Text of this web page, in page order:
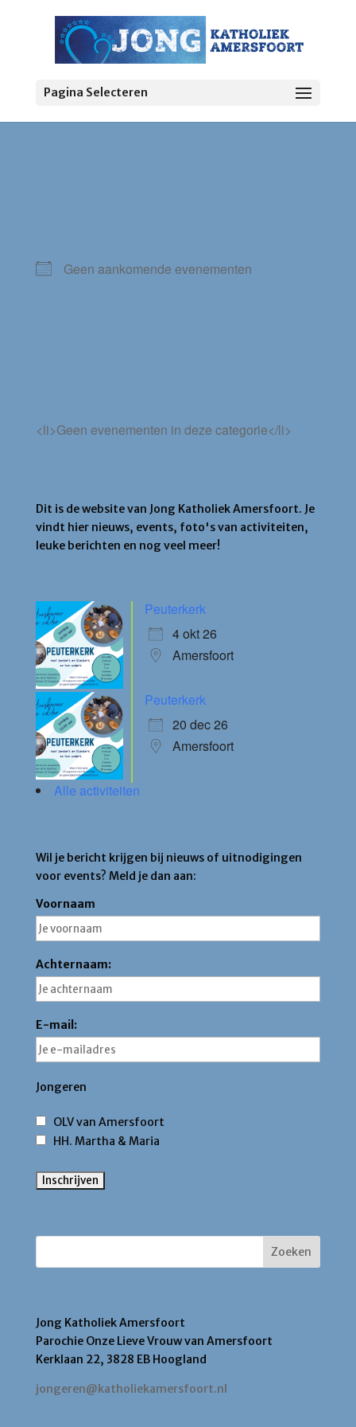
Pagina Selecteren
Geen aankomende evenementen
<li>Geen evenementen in deze categorie</li>
Dit is de website van Jong Katholiek Amersfoort. Je
vindt hier nieuws, events, foto's van activiteiten,
leuke berichten en nog veel meer!
Peuterkerk
4 okt 26
Amersfoort
Peuterkerk
20 dec 26
Amersfoort
Alle activiteiten
Wil je bericht krijgen bij nieuws of uitnodigingen
voor events? Meld je dan aan:
Voornaam
Achternaam:
E-mail:
Jongeren
OLV van Amersfoort
HH. Martha & Maria
Jong Katholiek Amersfoort
Parochie Onze Lieve Vrouw van Amersfoort
Kerklaan 22, 3828 EB Hoogland
jongeren@katholiekamersfoort.nl